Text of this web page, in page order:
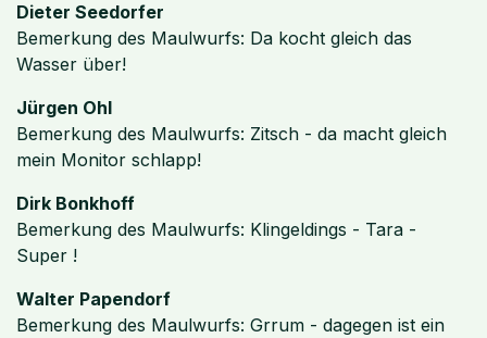
Dieter Seedorfer
Bemerkung des Maulwurfs: Da kocht gleich das
Wasser über!
Jürgen Ohl
Bemerkung des Maulwurfs: Zitsch - da macht gleich
mein Monitor schlapp!
Dirk Bonkhoff
Bemerkung des Maulwurfs: Klingeldings - Tara -
Super !
Walter Papendorf
Bemerkung des Maulwurfs: Grrum - dagegen ist ein